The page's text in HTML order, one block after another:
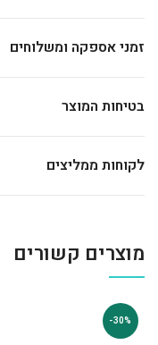
זמני אספקה ומשלוחים
בטיחות המוצר
לקוחות ממליצים
מוצרים קשורים
-30%